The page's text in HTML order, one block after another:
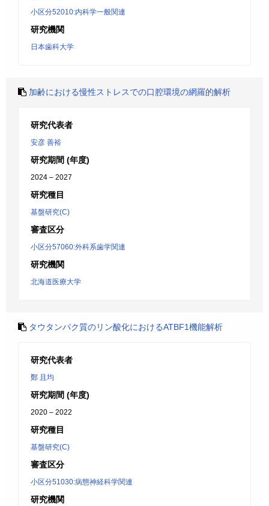
小区分52010:内科学一般関連
研究機関
日本歯科大学
加齢における慢性ストレスでの口腔環境の網羅的解析
研究代表者
安彦 善裕
研究期間 (年度)
2024 – 2027
研究種目
基盤研究(C)
審査区分
小区分57060:外科系歯学関連
研究機関
北海道医療大学
タウタンパク質のリン酸化におけるATBF1機能解析
研究代表者
鄭 且均
研究期間 (年度)
2020 – 2022
研究種目
基盤研究(C)
審査区分
小区分51030:病態神経科学関連
研究機関